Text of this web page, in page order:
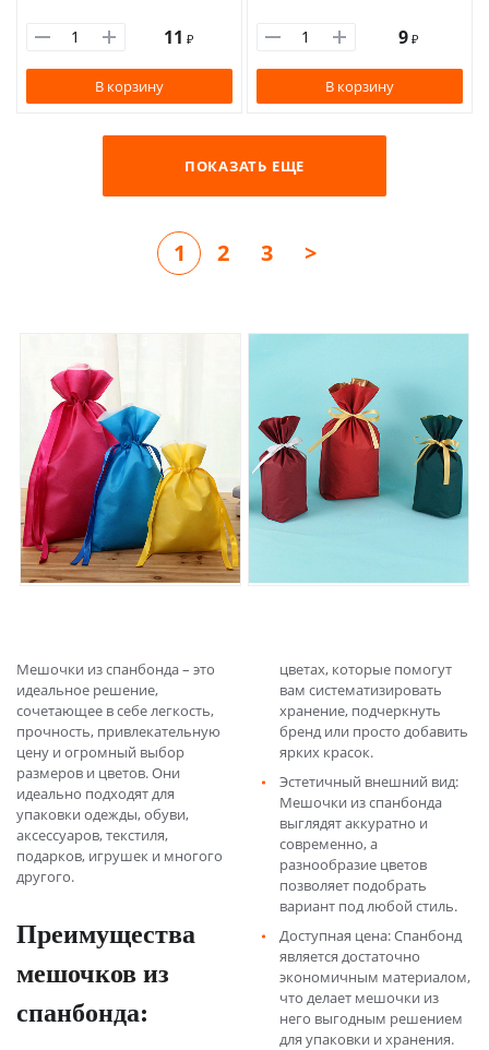
11 ₽
В корзину
9 ₽
В корзину
ПОКАЗАТЬ ЕЩЕ
1 2 3 >
Мешочки из спанбонда – это
идеальное решение,
сочетающее в себе легкость,
прочность, привлекательную
цену и огромный выбор
размеров и цветов. Они
идеально подходят для
упаковки одежды, обуви,
аксессуаров, текстиля,
подарков, игрушек и многого
другого.
Преимущества
мешочков из
спанбонда:
цветах, которые помогут
вам систематизировать
хранение, подчеркнуть
бренд или просто добавить
ярких красок.
Эстетичный внешний вид:
Мешочки из спанбонда
выглядят аккуратно и
современно, а
разнообразие цветов
позволяет подобрать
вариант под любой стиль.
Доступная цена: Спанбонд
является достаточно
экономичным материалом,
что делает мешочки из
него выгодным решением
для упаковки и хранения.